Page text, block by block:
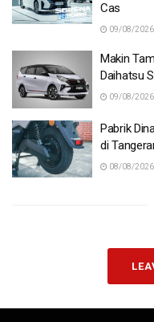
Cas
09/08/2026
Makin
Daihatsu
09/08/2026
Pabrik
di
08/08/2026